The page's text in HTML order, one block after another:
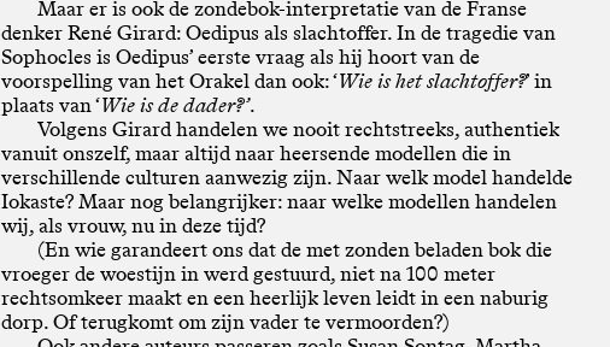
Maar er is ook de zondebok-interpretatie van de Franse
denker René Girard: Oedipus als slachtoffer. In de tragedie van
Sophocles is Oedipus’ eerste vraag als hij hoort van de
voorspelling van het Orakel dan ook: ‘Wie is het slachtoffer?’ in
plaats van ‘Wie is de dader?’.
Volgens Girard handelen we nooit rechtstreeks, authentiek
vanuit onszelf, maar altijd naar heersende modellen die in
verschillende culturen aanwezig zijn. Naar welk model handelde
Iokaste? Maar nog belangrijker: naar welke modellen handelen
wij, als vrouw, nu in deze tijd?
(En wie garandeert ons dat de met zonden beladen bok die
vroeger de woestijn in werd gestuurd, niet na 100 meter
rechtsomkeer maakt en een heerlijk leven leidt in een naburig
dorp. Of terugkomt om zijn vader te vermoorden?)